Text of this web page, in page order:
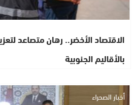
الاقتصاد الأخضر.. رهان متصاعد
بالأقاليم الجنوبية
أخبار الصحراء